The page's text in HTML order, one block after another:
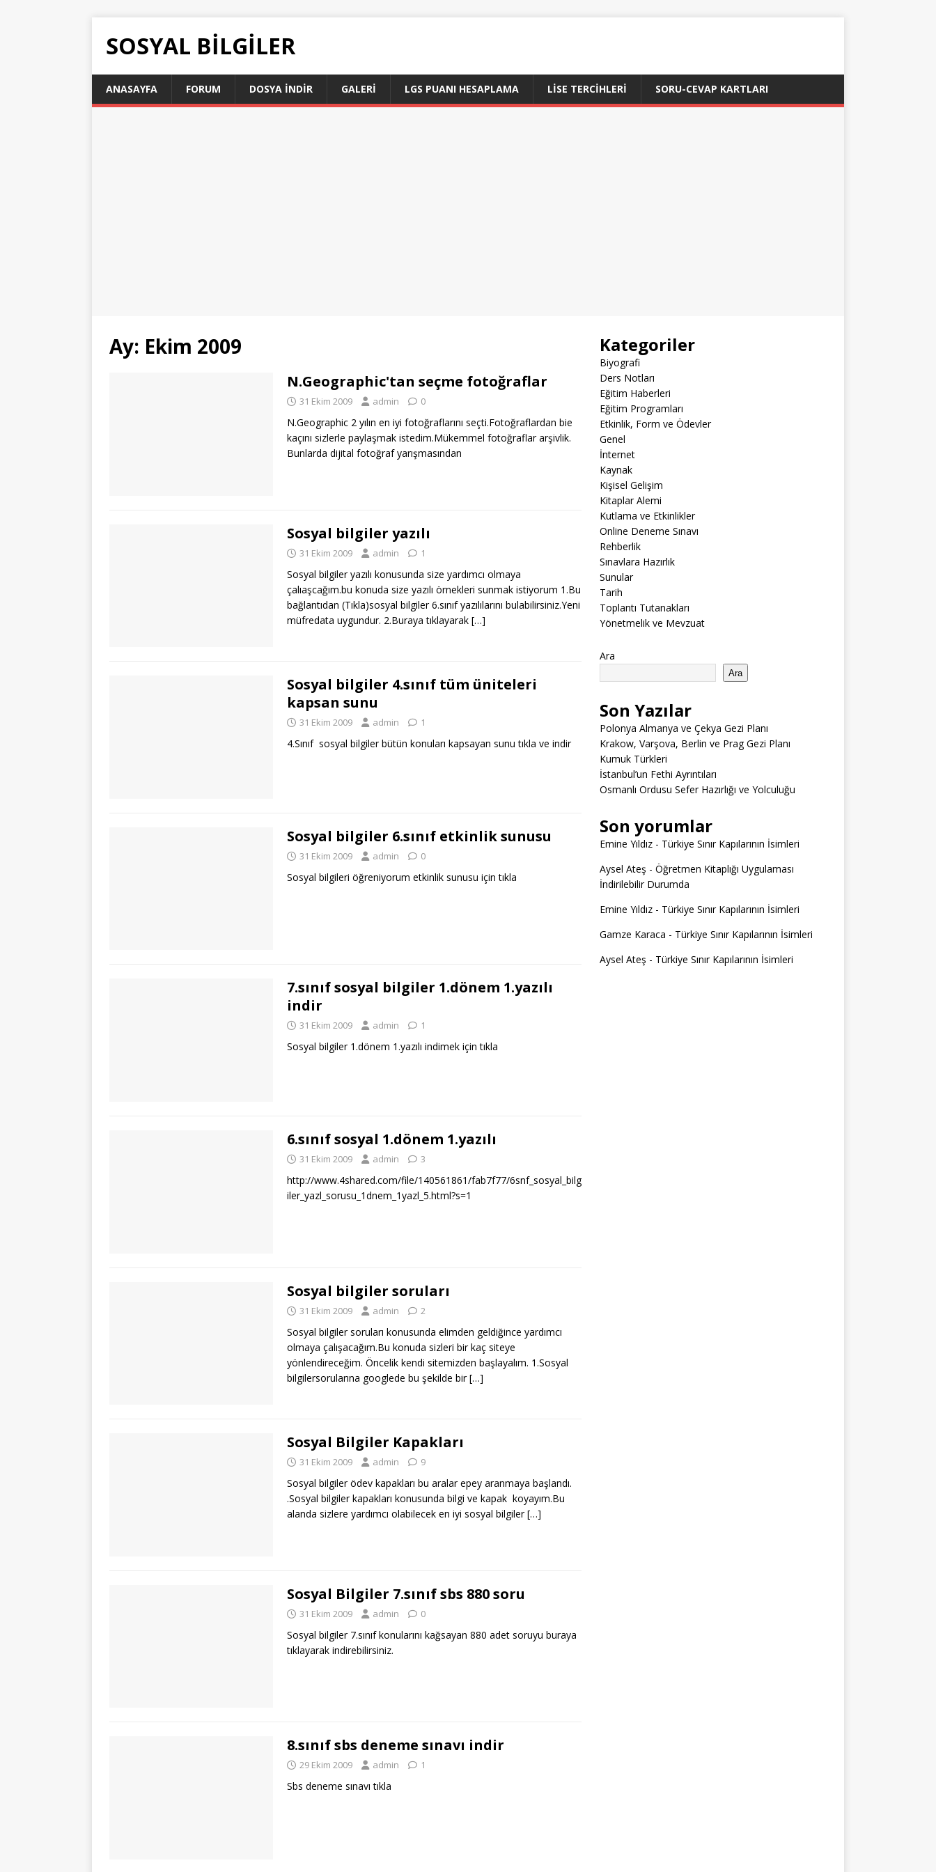
SOSYAL BILGILER
ANASAYFA FORUM DOSYA İNDIR GALERI LGS PUANI HESAPLAMA LİSE TERCİHLERİ SORU-CEVAP KARTLARI
Ay: Ekim 2009
N.Geographic'tan seçme fotoğraflar
31 Ekim 2009 admin 0
N.Geographic 2 yılın en iyi fotoğraflarını seçti.Fotoğraflardan bie
kaçını sizlerle paylaşmak istedim.Mükemmel fotoğraflar arşivlik.
Bunlarda dijital fotoğraf yarışmasından
Sosyal bilgiler yazılı
31 Ekim 2009 admin 1
Sosyal bilgiler yazılı konusunda size yardımcı olmaya
çalıaşcağım.bu konuda size yazılı örnekleri sunmak istiyorum 1.Bu
bağlantıdan (Tıkla)sosyal bilgiler 6.sınıf yazılılarını bulabilirsiniz.Yeni
müfredata uygundur. 2.Buraya tıklayarak […]
Sosyal bilgiler 4.sınıf tüm üniteleri
kapsan sunu
31 Ekim 2009 admin 1
4.Sınıf sosyal bilgiler bütün konuları kapsayan sunu tıkla ve indir
Sosyal bilgiler 6.sınıf etkinlik sunusu
31 Ekim 2009 admin 0
Sosyal bilgileri öğreniyorum etkinlik sunusu için tıkla
7.sınıf sosyal bilgiler 1.dönem 1.yazılı
indir
31 Ekim 2009 admin 1
Sosyal bilgiler 1.dönem 1.yazılı indimek için tıkla
6.sınıf sosyal 1.dönem 1.yazılı
31 Ekim 2009 admin 3
http://www.4shared.com/file/140561861/fab7f77/6snf_sosyal_bilg
iler_yazl_sorusu_1dnem_1yazl_5.html?s=1
Sosyal bilgiler soruları
31 Ekim 2009 admin 2
Sosyal bilgiler soruları konusunda elimden geldiğince yardımcı
olmaya çalışacağım.Bu konuda sizleri bir kaç siteye
yönlendireceğim. Öncelik kendi sitemizden başlayalım. 1.Sosyal
bilgilersorularına googlede bu şekilde bir[…]
Sosyal Bilgiler Kapakları
31 Ekim 2009 admin 9
Sosyal bilgiler ödev kapakları bu aralar epey aranmaya başlandı.
.Sosyal bilgiler kapakları konusunda bilgi ve kapak koyayım.Bu
alanda sizlere yardımcı olabilecek en iyi sosyal bilgiler[…]
Sosyal Bilgiler 7.sınıf sbs 880 soru
31 Ekim 2009 admin 0
Sosyal bilgiler 7.sınıf konularını kağsayan 880 adet soruyu buraya
tıklayarak indirebilirsiniz.
8.sınıf sbs deneme sınavı indir
29 Ekim 2009 admin 1
Sbs deneme sınavı tıkla
Kategoriler
Biyografi
Ders Notları
Eğitim Haberleri
Eğitim Programları
Etkinlik, Form ve Ödevler
Genel
İnternet
Kaynak
Kişisel Gelişim
Kitaplar Alemi
Kutlama ve Etkinlikler
Online Deneme Sınavı
Rehberlik
Sınavlara Hazırlık
Sunular
Tarih
Toplantı Tutanakları
Yönetmelik ve Mevzuat
Ara
Ara
Son Yazılar
Polonya Almanya ve Çekya Gezi Planı
Krakow, Varşova, Berlin ve Prag Gezi Planı
Kumuk Türkleri
İstanbul’un Fethi Ayrıntıları
Osmanlı Ordusu Sefer Hazırlığı ve Yolculuğu
Son yorumlar
Emine Yıldız- Türkiye Sınır Kapılarının İsimleri
Aysel Ateş - Öğretmen Kitaplığı Uygulaması
İndirilebilir Durumda
Emine Yıldız- Türkiye Sınır Kapılarının İsimleri
Gamze Karaca - Türkiye Sınır Kapılarının İsimleri
Aysel Ateş - Türkiye Sınır Kapılarının İsimleri